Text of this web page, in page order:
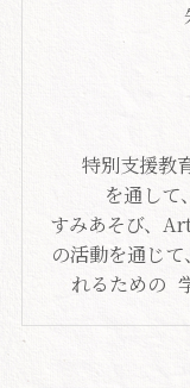
特別支援教
を通して
すみあそび、
の活動を通じ
れるための